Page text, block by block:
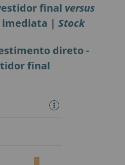
final versus
| Stock
direto -
final